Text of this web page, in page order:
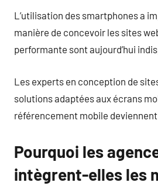
L’utilisation des smartphones a
manière de concevoir les sites
performante sont aujourd’hui
Les experts en conception de
solutions adaptées aux écrans
référencement mobile
Pourquoi les
intègrent-elles les